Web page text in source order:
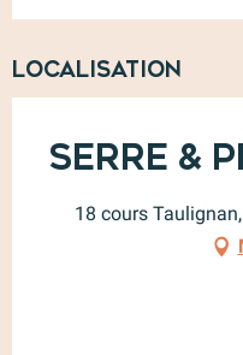
Localisation
Serre &
18 cours